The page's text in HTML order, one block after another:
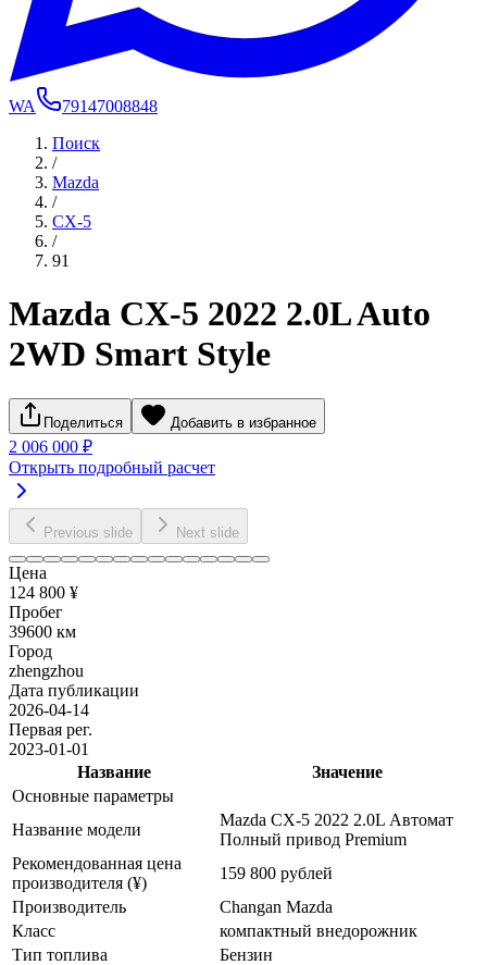
WA
79147008848
Поиск
/
Mazda
/
CX-5
/
91
Mazda CX-5 2022 2.0L Auto
2WD Smart Style
Поделиться Добавить в избранное
2 006 000 ₽
Открыть подробный расчет
Previous slide Next slide
Цена
124 800 ¥
Пробег
39600 км
Город
zhengzhou
Дата публикации
2026-04-14
Первая рег.
2023-01-01
Название
Значение
Основные параметры
Название модели
Mazda CX-5 2022 2.0L Автомат
Полный привод Premium
Рекомендованная цена
производителя (¥)
159 800 рублей
Производитель
Changan Mazda
Класс
компактный внедорожник
Тип топлива
Бензин